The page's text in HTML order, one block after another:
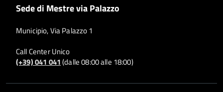
Sede di Mestre via Palazzo
Municipio, Via Palazzo 1
Call Center Unico
(+39) 041 041(dalle 08:00 alle 18:00)